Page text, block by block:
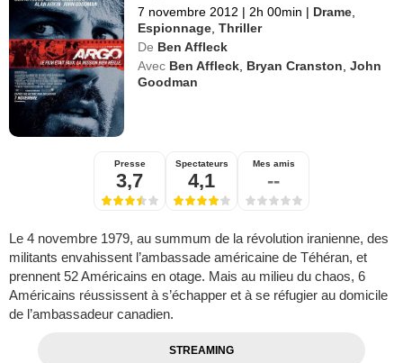
7 novembre 2012 | 2h 00min | Drame
Espionnage ,Thriller
De Ben Affleck
Avec Ben Affleck Bryan Cranston ,John
Goodman
Presse
3,7
Spectateurs
4,1
Mes amis
--
Le 4 novembre 1979, au summum de la révolution iranienne, des
militants envahissent l’ambassade américaine de Téhéran, et
prennent 52 Américains en otage. Mais au milieu du chaos, 6
Américains réussissent à s’échapper et à se réfugier au domicile
de l’ambassadeur canadien.
STREAMING